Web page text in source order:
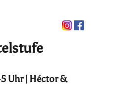
Uhr | Héctor &